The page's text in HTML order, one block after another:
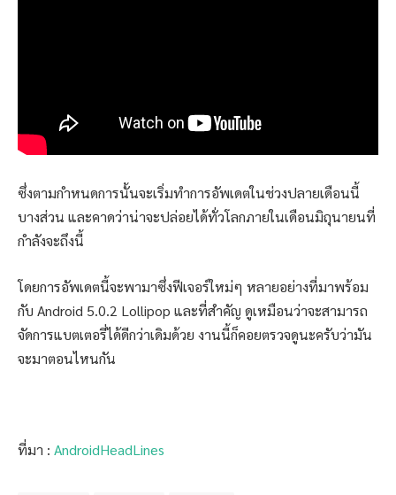
ซึ่งตามกำหนดการนั้นจะเริ่มทำการอัพเดตในช่วงปลายเดือนนี้
บางส่วน และคาดว่าน่าจะปล่อยได้ทั่วโลกภายในเดือนมิถุนายนที่
กำลังจะถึงนี้
โดยการอัพเดตนี้จะพามาซึ่งฟีเจอร์ใหม่ๆ หลายอย่างที่มาพร้อม
กับ Android 5.0.2 Lollipop และที่สำคัญ ดูเหมือนว่าจะสามารถ
จัดการแบตเตอรี่ได้ดีกว่าเดิมด้วย งานนี้ก็คอยตรวจดูนะครับว่ามัน
จะมาตอนไหนกัน
ที่มา : AndroidHeadLines